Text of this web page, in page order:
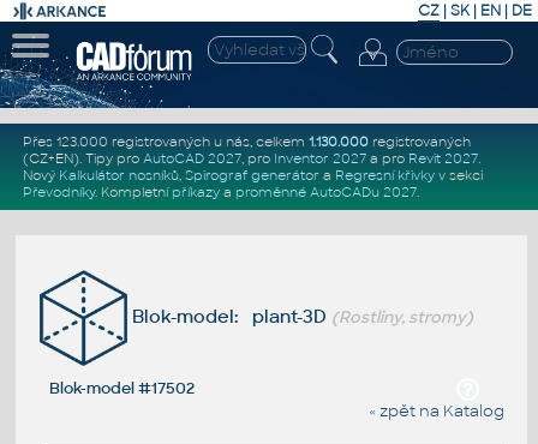
CZ | SK| EN | DE
Přes 123.000 registrovaných u nás, celkem 1.130.000registrovaných
(CZ+EN). Tipy pro AutoCAD 2027, pro Inventor 2027a pro Revit 2027.
Nový Kalkulátor nosníků, Spirograf generátor a Regresní křivkyv sekci
Převodníky. Kompletní příkazya proměnné AutoCADu 2027.
Blok-model: plant-3D (Rostliny, stromy)
Blok-model #17502
« zpět na Katalog